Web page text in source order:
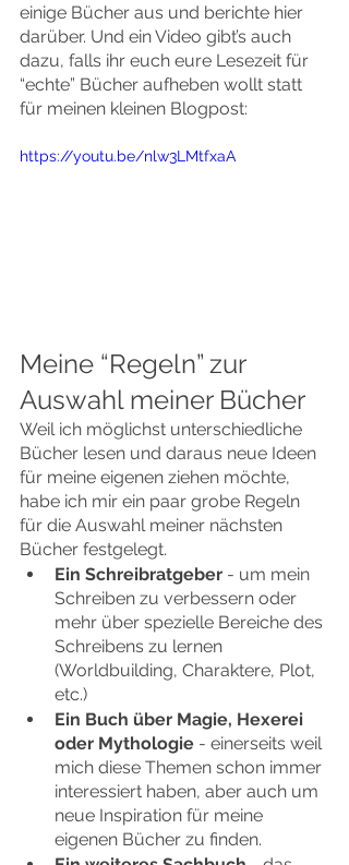
einige Bücher aus und berichte hier
darüber. Und ein Video gibt’s auch
dazu, falls ihr euch eure Lesezeit für
“echte” Bücher aufheben wollt statt
für meinen kleinen Blogpost:
https://youtu.be/nlw3LMtfxaA
Meine “Regeln” zur
Auswahl meiner Bücher
Weil ich möglichst unterschiedliche
Bücher lesen und daraus neue Ideen
für meine eigenen ziehen möchte,
habe ich mir ein paar grobe Regeln
für die Auswahl meiner nächsten
Bücher festgelegt.
Ein Schreibratgeber - um mein
Schreiben zu verbessern oder
mehr über spezielle Bereiche des
Schreibens zu lernen
(Worldbuilding, Charaktere, Plot,
etc.)
Ein Buch über Magie, Hexerei
oder Mythologie - einerseits weil
mich diese Themen schon immer
interessiert haben, aber auch um
neue Inspiration für meine
eigenen Bücher zu finden.